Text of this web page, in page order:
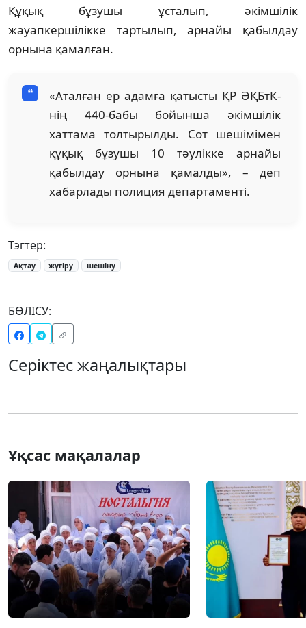
Құқық бұзушы ұсталып, әкімшілік
жауапкершілікке тартылып, арнайы қабылдау
орнына қамалған.
«Аталған ер адамға қатысты ҚР ӘҚБтК-
нің 440-бабы бойынша әкімшілік
хаттама толтырылды. Сот шешімімен
құқық бұзушы 10 тәулікке арнайы
қабылдау орнына қамалды», – деп
хабарлады полиция департаменті.
Тэгтер:
Ақтау жүгіру шешіну
БӨЛІСУ:
Серіктес жаңалықтары
Ұқсас мақалалар